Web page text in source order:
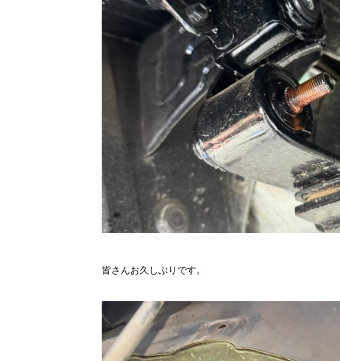
皆さんお久しぶりです。